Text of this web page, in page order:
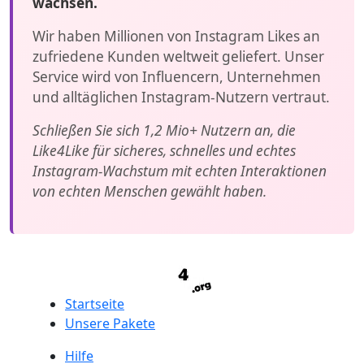
Wir haben Millionen von Instagram Likes an
zufriedene Kunden weltweit geliefert. Unser
Service wird von Influencern, Unternehmen
und alltäglichen Instagram-Nutzern vertraut.
Schließen Sie sich 1,2 Mio+ Nutzern an, die
Like4Like für sicheres, schnelles und echtes
Instagram-Wachstum mit echten Interaktionen
von echten Menschen gewählt haben.
Startseite
Unsere Pakete
Hilfe